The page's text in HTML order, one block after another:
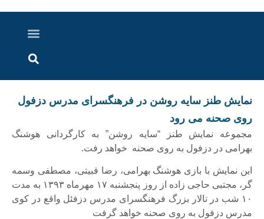
نمایش طنز سایه روشن در فرهنگسرای مدرس دزفول
روی صحنه می رود
مجموعه نمایش طنز “سایه روشن” به کارگردانی هوشنگ
بهرامی در دزفول به روی صحنه خواهد رفت.
این نمایش با بازی هوشنگ بهرامی، رضا قبیتی، مصطفی وسمه
گر، مجتبی حاجی زاده از روز پنجشنبه ۱۷ مهرماه ۱۳۹۳ به مدت
۱۰ شب در تالار بزرگ فرهنگسرای مدرس دزفئل واقع در کوی
مدرس دزفول به روی صحنه خواهد گرفت